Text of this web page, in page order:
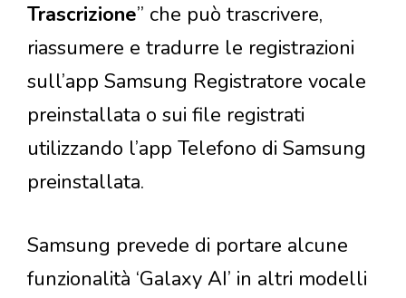
Trascrizione” che può trascrivere,
riassumere e tradurre le registrazioni
sull’app Samsung Registratore vocale
preinstallata o sui file registrati
utilizzando l’app Telefono di Samsung
preinstallata.
Samsung prevede di portare alcune
funzionalità ‘Galaxy AI’ in altri modelli